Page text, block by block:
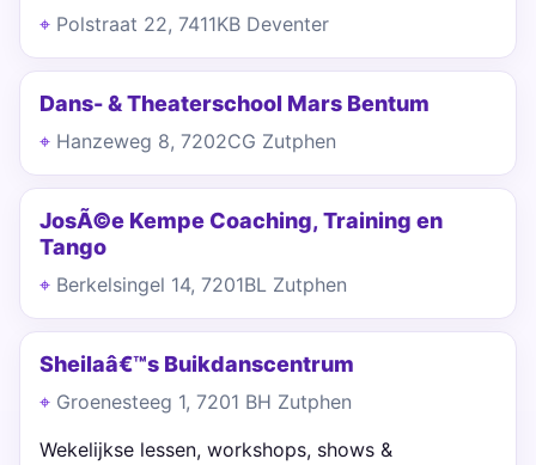
Polstraat 22, 7411KB Deventer
Dans- & Theaterschool Mars Bentum
Hanzeweg 8, 7202CG Zutphen
JosÃ©e Kempe Coaching, Training en
Tango
Berkelsingel 14, 7201BL Zutphen
Sheilaâ€™s Buikdanscentrum
Groenesteeg 1, 7201 BH Zutphen
Wekelijkse lessen, workshops, shows &